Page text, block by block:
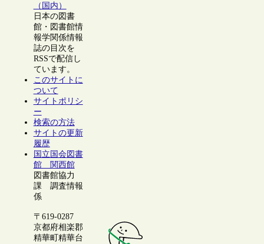
（国内）
日本の図書
館・図書館情
報学関係情報
誌の目次を
RSSで配信し
ています。
このサイトに
ついて
サイトポリシ
ー
検索の方法
サイトの更新
履歴
国立国会図書
館 関西館
図書館協力
課 調査情報
係
〒619-0287
京都府相楽郡
精華町精華台